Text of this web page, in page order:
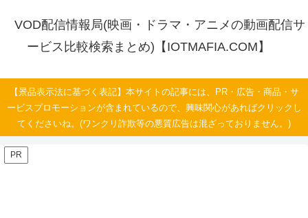
VOD配信情報局(映画・ドラマ・アニメの動画配信サ
ービス比較検索まとめ)【IOTMAFIA.COM】
【景品表示法に基づく表記】本サイトの記事には、PR・広告・商品・サ
ービスプロモーションが含まれているので、興味関心があればクリックし
てくださいね。(ワンクリ詐欺等の悪質広告は混ざっておりません。)
PR